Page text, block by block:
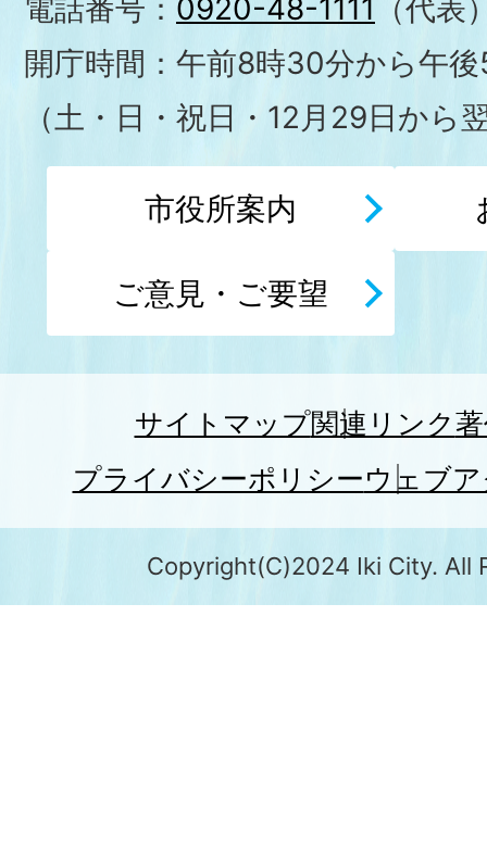
電話番号： 0920-48-1111
（代表
開庁時間：午前8時30分から午
（土・日・祝日・12月29日から
市役所案内
ご意見・ご要望
サイトマップ関連リンク
プライバシーポリシーウェブ
Copyright(C)2024 Iki City. All